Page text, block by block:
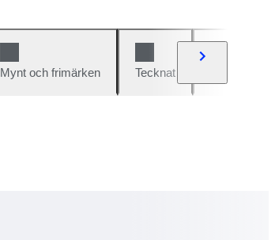
Mynt och frimärken Tecknat